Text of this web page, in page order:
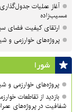
آغاز عملیات
مسیب‌زاده
ارتقای کیفیت فضای
پروژه‌های خوارزمی و
شورا
پروژه‌های خوارزمی و
بازدید از تقاطعات
شفافیت در پروژه‌های